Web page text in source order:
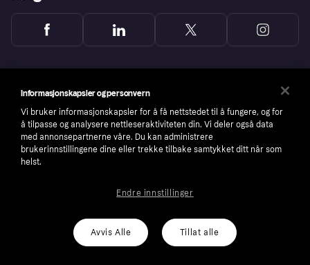
number: 556737-0431
Cookies Klarna.com
Informasjonskapsler og personvern
Vi bruker informasjonskapsler for å få nettstedet til å fungere, og for
å tilpasse og analysere nettleseraktiviteten din. Vi deler også data
med annonsepartnerne våre. Du kan administrere
brukerinnstillingene dine eller trekke tilbake samtykket ditt når som
helst.
Avvis Alle Tillat alle
Endre innstillinger